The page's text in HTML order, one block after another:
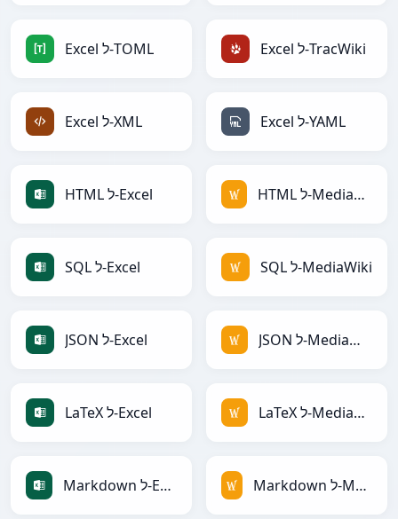
Excel ל-TOML Excel ל-TracWiki
Excel ל-XML Excel ל-YAML
HTML ל-Excel HTML ל-MediaWiki
SQL ל-Excel SQL ל-MediaWiki
JSON ל-Excel JSON ל-MediaWiki
LaTeX ל-Excel LaTeX ל-MediaWiki
Markdown ל-Excel Markdown ל-MediaWiki